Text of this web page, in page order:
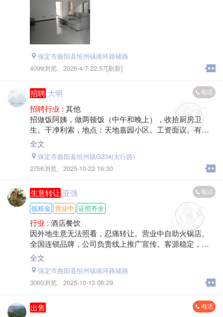
保定市曲阳县恒州镇南环路辅路
4099浏览、 2026-4-7 22:57[刷新]
招聘 大明 电话
招聘行业 : 其他
招做饭阿姨，做两顿饭（中午和晚上），收拾厨房卫
生。干净利索，地点：天地嘉园小区。工资面议。有意
者联系*****9937
全文
保定市曲阳县恒州镇G234(太行路)
2756浏览、 2025-10-22 16:30
生意转让 亚强 电话
低租金 营业中 证照齐全
行业 : 酒店餐饮
因外地生意无法照看，忍痛转让。营业中自助火锅店。
全国连锁品牌，公司负责线上推广宣传。客源稳定，黄
金位置。下半年进入火锅旺季，加上寒假春节。想做餐
饮的朋友可以考虑一下。
全文
保定市曲阳县恒州镇南环路辅路
3060浏览、 2025-10-13 06:29
出售 电话